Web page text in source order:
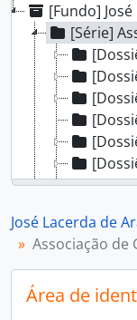
[Fundo]
[Série]
[Dossiê]
[Dossiê]
[Dossiê]
[Dossiê]
[Dossiê]
José Lacerda de
Associação de
Área de